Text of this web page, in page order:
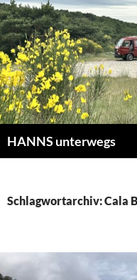
Zum
Inhalt
springen
HANNS unterwegs
Schlagwortarchiv: Cala